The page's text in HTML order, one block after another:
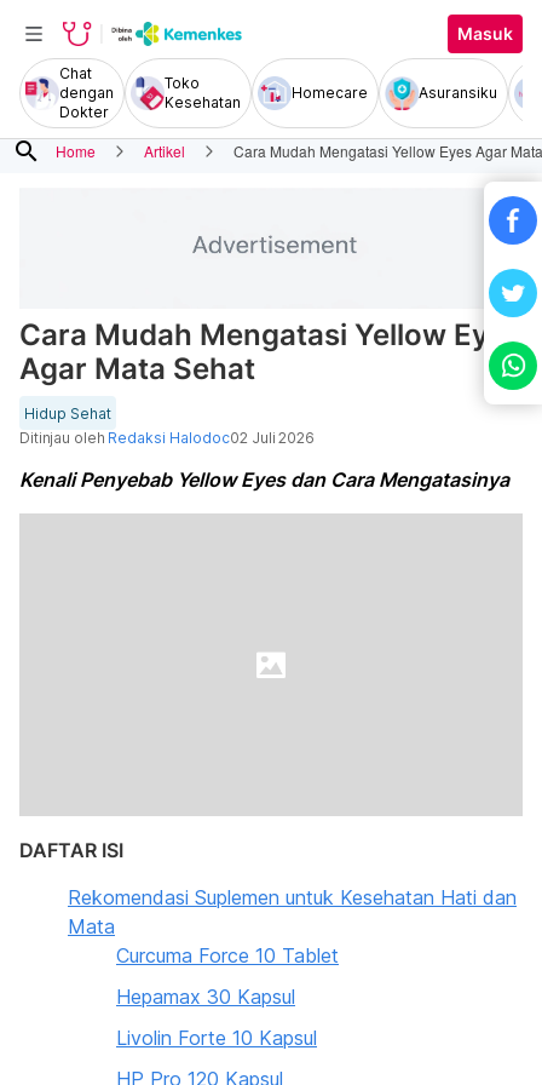
Masuk
Chat
dengan
Dokter
Toko
Kesehatan
Homecare Asuransiku
search Home Artikel Cara Mudah Mengatasi Yellow Eyes Agar
Cara Mudah Mengatasi Yellow Eyes
Agar Mata Sehat
Hidup Sehat
Ditinjau oleh Redaksi Halodoc02 Juli 2026
Kenali Penyebab Yellow Eyes dan Cara Mengatasinya
DAFTAR ISI
Rekomendasi Suplemen untuk Kesehatan Hati dan
Mata
Curcuma Force 10 Tablet
Hepamax 30 Kapsul
Livolin Forte 10 Kapsul
HP Pro 120 Kapsul